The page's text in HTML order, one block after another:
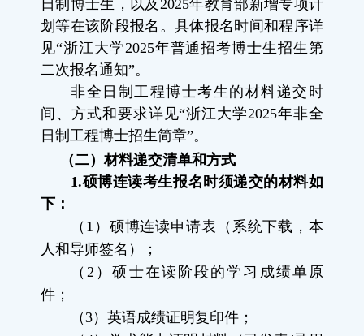
日制博士生，以及 2025年教育部新增专项计
划等在该阶段报名。具体报名时间和程序详
见“浙江大学2025年普通招考博士生招生第
二次报名通知”。
非全日制工程博士考生的材料递交时
间、方式和要求详见“浙江大学2025年非全
日制工程博士招生简章”。
（二）材料递交清单和方式
1.硕博连读考生报名时须递交的材料如
下：
（ 1 ）硕博连读申请表（系统下载，本
人和导师签名）；
（2 ）硕士在读阶段的学习成绩单原
件；
（3）英语成绩证明复印件；